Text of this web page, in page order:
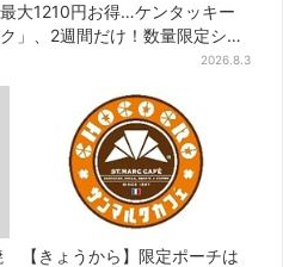
最大1210円お得…ケンタッキー
」、2週間だけ！数量限定シー
2026.8.3
【きょうから】限定ポーチは